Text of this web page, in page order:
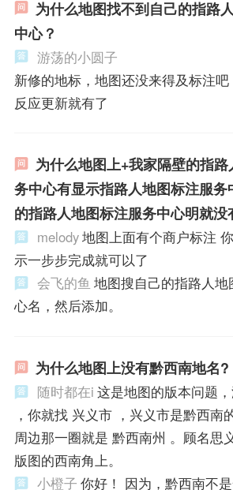
为什么地图找不到自己的指路
中心？
游荡的小圆子
新修的地标，地图还没来得及标注
反应更新就有了
为什么地图上+我家隔壁的指
务中心有显示指路人地图标注服务
的指路人地图标注服务中心明就没
melody地图上面有个商户标注
示一步步完成就可以了
会飞的鱼 地图搜自己的指路人地
心名，然后添加。
为什么地图上没有黔西南地名?
随时都在i 这是地图的版本问题
，你就找 兴义市 ，兴义市是黔西南
周边那一圈就是 黔西南州 。顾名思
版图的西南角上。
小橙子 你好！ 因为，黔西南不